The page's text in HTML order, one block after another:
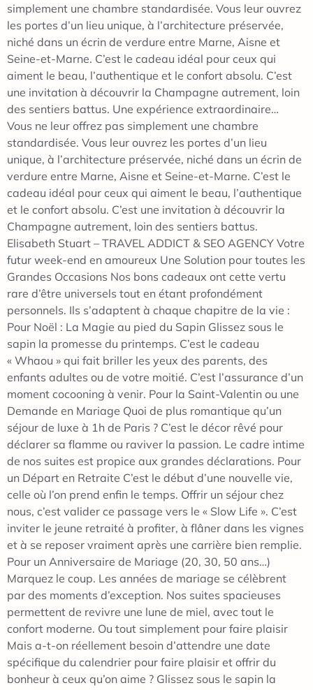
simplement une chambre standardisée. Vous leur ouvrez
les portes d’un lieu unique, à l’architecture préservée,
niché dans un écrin de verdure entre Marne, Aisne et
Seine-et-Marne. C’est le cadeau idéal pour ceux qui
aiment le beau, l’authentique et le confort absolu. C’est
une invitation à découvrir la Champagne autrement, loin
des sentiers battus. Une expérience extraordinaire…
Vous ne leur offrez pas simplement une chambre
standardisée. Vous leur ouvrez les portes d’un lieu
unique, à l’architecture préservée, niché dans un écrin de
verdure entre Marne, Aisne et Seine-et-Marne. C’est le
cadeau idéal pour ceux qui aiment le beau, l’authentique
et le confort absolu. C’est une invitation à découvrir la
Champagne autrement, loin des sentiers battus.
Elisabeth Stuart – TRAVEL ADDICT & SEO AGENCY Votre
futur week-end en amoureux Une Solution pour toutes les
Grandes Occasions Nos bons cadeaux ont cette vertu
rare d’être universels tout en étant profondément
personnels. Ils s’adaptent à chaque chapitre de la vie :
Pour Noël : La Magie au pied du Sapin Glissez sous le
sapin la promesse du printemps. C’est le cadeau
« Whaou » qui fait briller les yeux des parents, des
enfants adultes ou de votre moitié. C’est l’assurance d’un
moment cocooning à venir. Pour la Saint-Valentin ou une
Demande en Mariage Quoi de plus romantique qu’un
séjour de luxe à 1h de Paris ? C’est le décor rêvé pour
déclarer sa flamme ou raviver la passion. Le cadre intime
de nos suites est propice aux grandes déclarations. Pour
un Départ en Retraite C’est le début d’une nouvelle vie,
celle où l’on prend enfin le temps. Offrir un séjour chez
nous, c’est valider ce passage vers le « Slow Life ». C’est
inviter le jeune retraité à profiter, à flâner dans les vignes
et à se reposer vraiment après une carrière bien remplie.
Pour un Anniversaire de Mariage (20, 30, 50 ans…)
Marquez le coup. Les années de mariage se célèbrent
par des moments d’exception. Nos suites spacieuses
permettent de revivre une lune de miel, avec tout le
confort moderne. Ou tout simplement pour faire plaisir
Mais a-t-on réellement besoin d’attendre une date
spécifique du calendrier pour faire plaisir et offrir du
bonheur à ceux qu’on aime ? Glissez sous le sapin la